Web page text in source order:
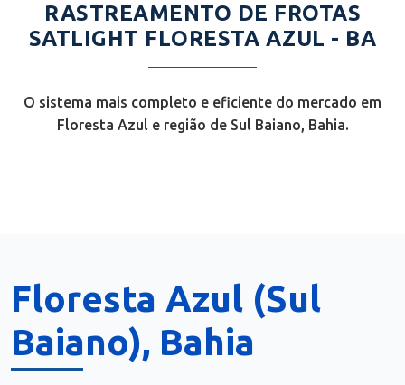
RASTREAMENTO DE FROTAS
SATLIGHT FLORESTA AZUL - BA
O sistema mais completo e eficiente do mercado em
Floresta Azul e região de Sul Baiano, Bahia.
Floresta Azul (Sul
Baiano), Bahia